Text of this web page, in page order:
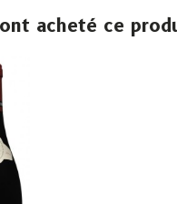
acheté ce